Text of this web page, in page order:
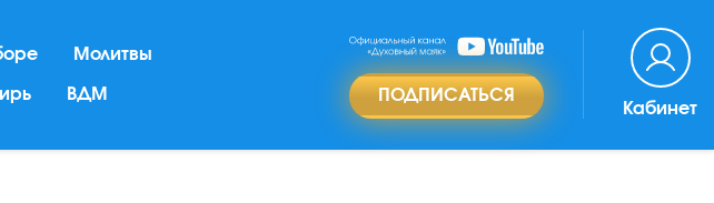
Молитвы
ВДМ ПОДПИСАТЬСЯ
Кабинет